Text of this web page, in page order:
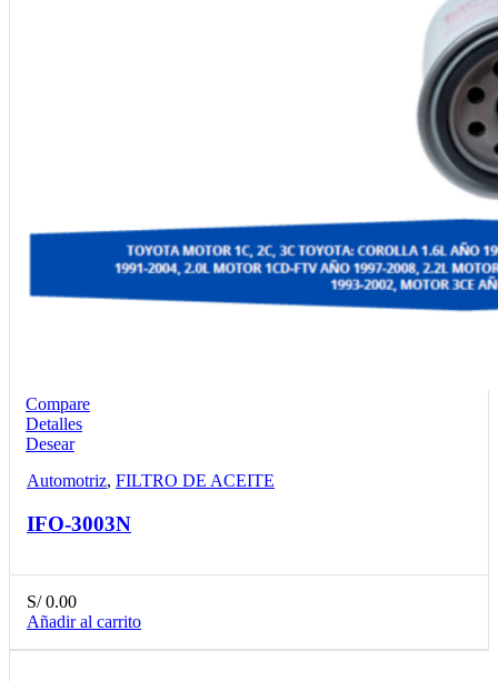
Compare
Detalles
Desear
Automotriz, FILTRO DE ACEITE
IFO-3003N
S/0.00
Añadir al carrito